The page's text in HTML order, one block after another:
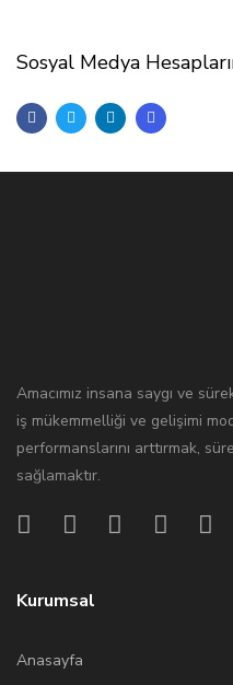
Sosyal Medya
Amacımız insana saygı ve
iş mükemmelliği ve gelişimi
performanslarını arttırmak,
sağlamaktır.
Kurumsal
Anasayfa